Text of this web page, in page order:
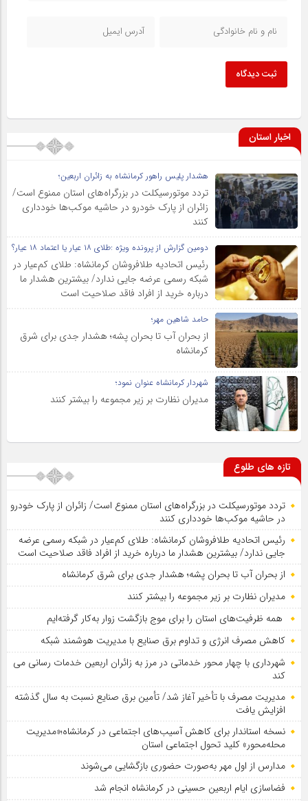
ثبت دیدگاه
اخبار استان
هشدار پلیس راهور کرمانشاه به زائران اربعین؛
تردد موتورسیکلت در بزرگراه‌های استان ممنوع است/
زائران از پارک خودرو در حاشیه موکب‌ها خودداری
کنند
دومین گزارش از پرونده ویژه :طلای ۱۸ عیار یا اعتماد ۱۸ عیار؟
رئیس اتحادیه طلافروشان کرمانشاه: طلای کم‌عیار در
شبکه رسمی عرضه جایی ندارد/ بیشترین هشدار ما
درباره خرید از افراد فاقد صلاحیت است
حامد شاهین مهر؛
از بحران آب تا بحران پشه؛ هشدار جدی برای شرق
کرمانشاه
شهردار کرمانشاه عنوان نمود؛
مدیران نظارت بر زیر مجموعه را بیشتر کنند
تازه های طلوع
تردد موتورسیکلت در بزرگراه‌های استان ممنوع است/ زائران از پارک خودرو
در حاشیه موکب‌ها خودداری کنند
رئیس اتحادیه طلافروشان کرمانشاه: طلای کم‌عیار در شبکه رسمی عرضه
جایی ندارد/ بیشترین هشدار ما درباره خرید از افراد فاقد صلاحیت است
از بحران آب تا بحران پشه؛ هشدار جدی برای شرق کرمانشاه
مدیران نظارت بر زیر مجموعه را بیشتر کنند
همه ظرفیت‌های استان را برای موج بازگشت زوار به‌کار گرفته‌ایم
کاهش مصرف انرژی و تداوم برق صنایع با مدیریت هوشمند شبکه
شهرداری با چهار محور خدماتی در مرز به زائران اربعین خدمات رسانی می
کند
مدیریت مصرف با تأخیر آغاز شد/ تأمین برق صنایع نسبت به سال گذشته
افزایش یافت
نسخه استاندار برای کاهش آسیب‌های اجتماعی در کرمانشاه؛«مدیریت
محله‌محور» کلید تحول اجتماعی استان
مدارس از اول مهر به‌صورت حضوری بازگشایی می‌شوند
فضاسازی ایام اربعین حسینی در کرمانشاه انجام شد